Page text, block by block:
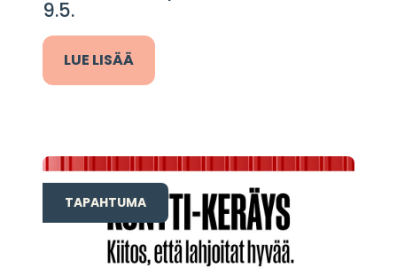
9.5.
LUE LISÄÄ
TAPAHTUMA